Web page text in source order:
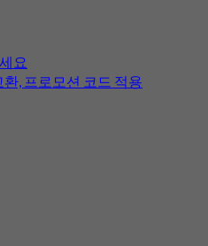
요
, 프로모션 코드 적용